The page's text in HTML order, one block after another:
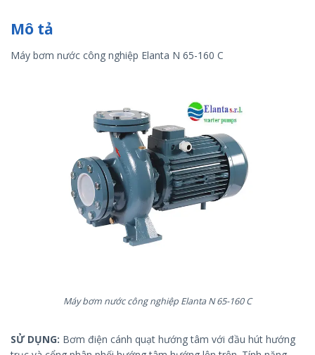
Mô tả
Máy bơm nước công nghiệp Elanta N 65-160 C
Máy bơm nước công nghiệp Elanta N 65-160 C
SỬ DỤNG: Bơm điện cánh quạt hướng tâm với đầu hút hướng